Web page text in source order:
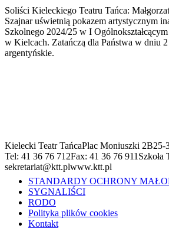
Soliści Kieleckiego Teatru Tańca:
Szajnar uświetnią pokazem artystycznym
Szkolnego 2024/25 w I
w Kielcach. Zatańczą dla Państwa w dniu
argentyńskie.
Kielecki Teatr TańcaPlac Moniuszki 2B25-
Tel: 41 36 76 712Fax: 41 36 76 911 Szkoła
sekretariat@ktt.plwww.ktt.pl
STANDARDY OCHRONY
SYGNALIŚCI
RODO
Polityka plików cookies
Kontakt